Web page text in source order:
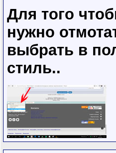
Для того
нужно
выбрать в
стиль..